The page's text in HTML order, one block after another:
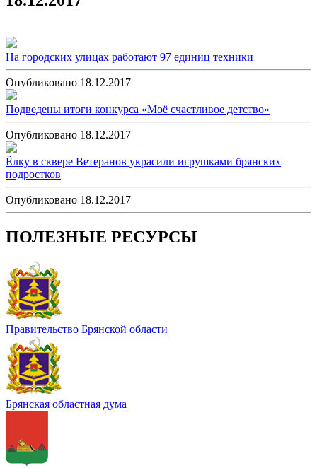
На городских улицах работают 97 единиц техники
Опубликовано 18.12.2017
Подведены итоги конкурса «Моё счастливое детство»
Опубликовано 18.12.2017
Ёлку в сквере Ветеранов украсили игрушками брянских
подростков
Опубликовано 18.12.2017
ПОЛЕЗНЫЕ РЕСУРСЫ
Правительство Брянской области
Брянская областная дума